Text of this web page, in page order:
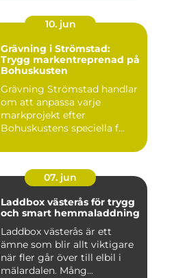
10. jun
Grävning i Strömstad:
Trygg markentreprenad på
Bohuskusten
Grävning Strömstad handlar
om att anpassa varje
markprojekt efter
Bohuskustens speciella f...
07. jun
Laddbox västerås för trygg
och smart hemmaladdning
Laddbox västerås är ett
ämne som blir allt viktigare
när fler går över till elbil i
mälardalen. Mång...